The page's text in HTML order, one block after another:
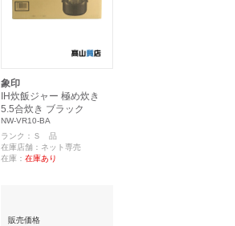
象印
IH炊飯ジャー 極め炊き
5.5合炊き ブラック
NW-VR10-BA
ランク：Ｓ 品
在庫店舗：ネット専売
在庫： 在庫あり
販売価格